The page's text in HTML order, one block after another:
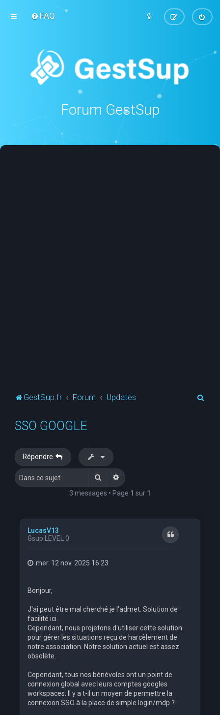
FAQ
Forum GestSup
GestSup.fr Forum Updates
SSO GOOGLE
Répondre
RechercherRecherche avancée
3 messages • Page 1 sur 1
LucasV13
Gsup LEVEL 0
Citation
mer. 12 nov. 2025 16:23
Bonjour,
J'ai peut être mal cherché je l'admet. Solution de
facilité ici.
Cependant, nous projetons d'utiliser cette solution
pour gérer les situations reçu de harcèlement de
notre association. Notre solution actuel est assez
obsolète.
Cependant, tous nos bénévoles ont un point de
connexion global avec leurs comptes googles
workspaces. Il y a t-il un moyen de permettre la
connexion SSO à la place de simple login/mdp ?